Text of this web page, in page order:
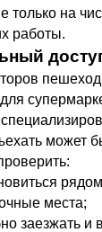
только на
работы.
может
места;
заезжать и